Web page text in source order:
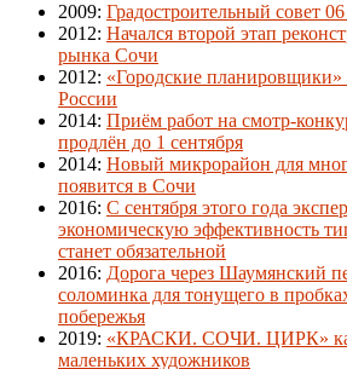
2009: Градостроительный совет
2012: Начался второй этап
рынка Сочи
2012: «Городские планировщики»
России
2014: Приём работ на смотр-
продлён до 1 сентября
2014: Новый микрорайон для
появится в Сочи
2016: С сентября этого года
экономическую эффективность
станет обязательной
2016: Дорога через Шаумянский
соломинка для тонущего в
побережья
2019: «КРАСКИ. СОЧИ. ЦИРК»
маленьких художников